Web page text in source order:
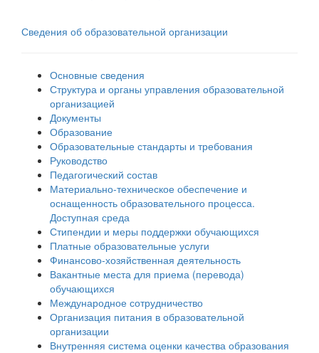
Сведения об образовательной организации
Основные сведения
Структура и органы управления образовательной
организацией
Документы
Образование
Образовательные стандарты и требования
Руководство
Педагогический состав
Материально-техническое обеспечение и
оснащенность образовательного процесса.
Доступная среда
Стипендии и меры поддержки обучающихся
Платные образовательные услуги
Финансово-хозяйственная деятельность
Вакантные места для приема (перевода)
обучающихся
Международное сотрудничество
Организация питания в образовательной
организации
Внутренняя система оценки качества образования